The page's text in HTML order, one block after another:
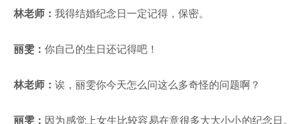
林老师： 我得结婚纪念日一定记得，保密。
丽雯： 你自己的生日还记得吧！
林老师： 诶，丽雯你今天怎么问这么多奇怪的问题啊？
丽雯： 因为感觉上女生比较容易在意很多大大小小的纪念日。